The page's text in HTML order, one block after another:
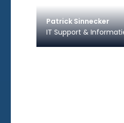
Patrick Sinnecker
IT Support &